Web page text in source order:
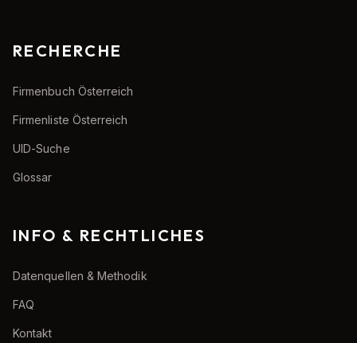
RECHERCHE
Firmenbuch Österreich
Firmenliste Österreich
UID-Suche
Glossar
INFO & RECHTLICHES
Datenquellen & Methodik
FAQ
Kontakt